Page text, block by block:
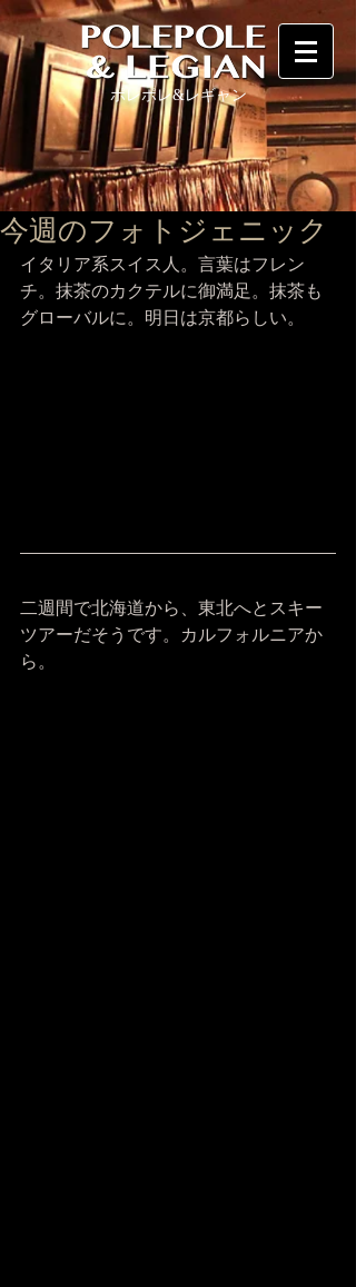
ポレポレ&レギャン
今週のフォトジェニック
イタリア系スイス人。言葉はフレン
チ。抹茶のカクテルに御満足。抹茶も
グローバルに。明日は京都らしい。
二週間で北海道から、東北へとスキー
ツアーだそうです。カルフォルニアか
ら。